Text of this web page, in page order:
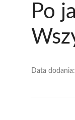
Po
Data dodania: